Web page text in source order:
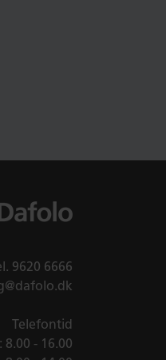
9620 6666
Telefontid
- 16.00